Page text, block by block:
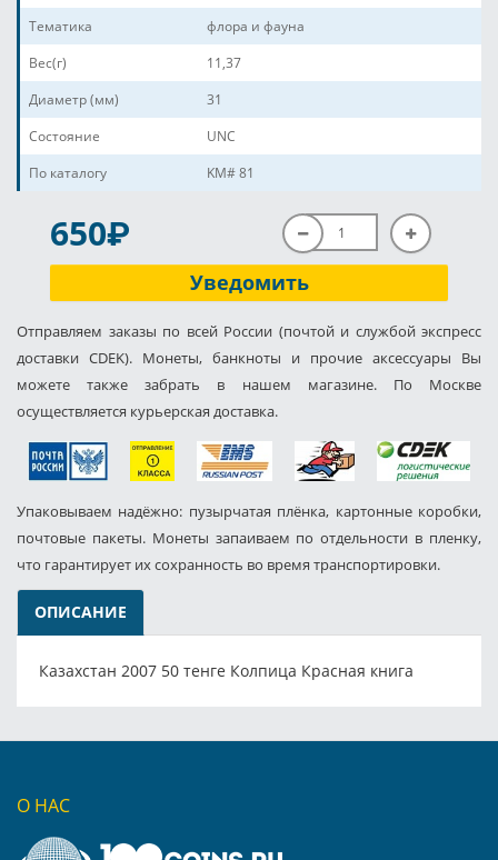
Тематика
флора и фауна
Вес(г)
11,37
Диаметр (мм)
31
Состояние
UNC
По каталогу
KM# 81
650P
Уведомить
Отправляем заказы по всей России (почтой и службой экспресс
доставки CDEK). Монеты, банкноты и прочие аксессуары Вы
можете также забрать в нашем магазине. По Москве
осуществляется курьерская доставка.
Упаковываем надёжно: пузырчатая плёнка, картонные коробки,
почтовые пакеты. Монеты запаиваем по отдельности в пленку,
что гарантирует их сохранность во время транспортировки.
ОПИСАНИЕ
Казахстан 2007 50 тенге Колпица Красная книга
О НАС